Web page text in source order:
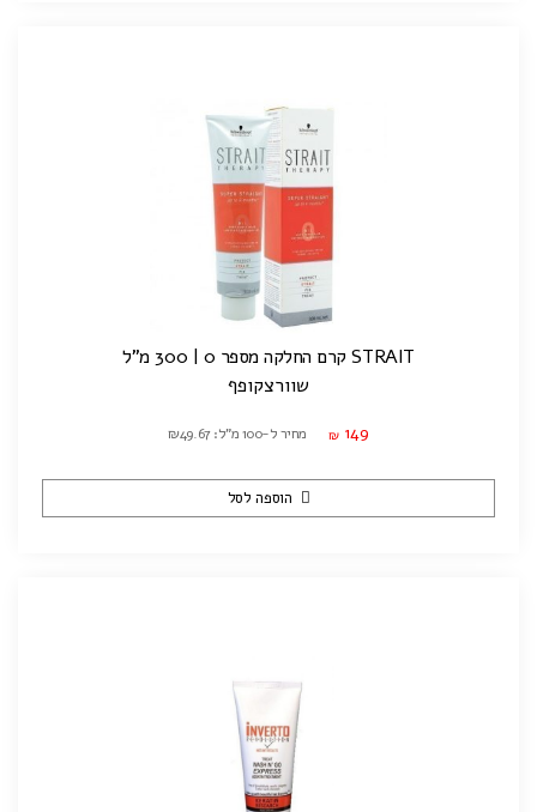
STRAIT קרם החלקה מספר 0 | 300 מ"ל
שוורצקופף
₪ 149 מחיר ל-100 מ"ל: ₪49.67
הוספה לסל